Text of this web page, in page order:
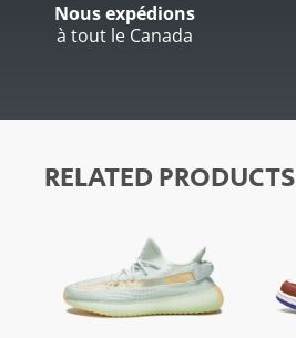
Nous expédions
à tout le Canada
RELATED PRODUCTS